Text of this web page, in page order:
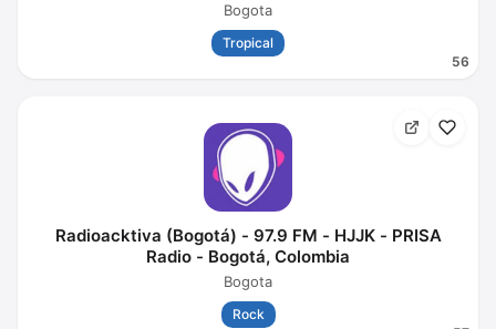
56
Bogota
Tropical
Radioacktiva (Bogotá) - 97.9 FM - HJJK - PRISA
Radio - Bogotá, Colombia
Bogota
Rock